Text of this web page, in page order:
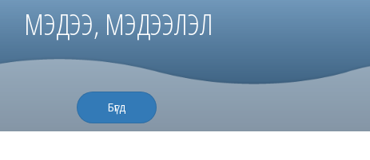
МЭДЭЭ, МЭДЭЭЛЭЛ
Бүгд